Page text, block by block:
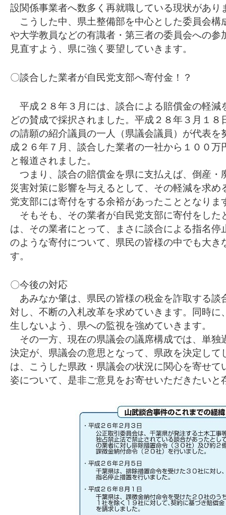
設関係事業者へ数多く再就職している現状があり
こうした中、県土整備部を中心とした委員会構
や大学教員などの有識者・第三者の委員会への参
見直すよう、県に強く要望していきます。
〇談合した業者が自民党支部へ寄付金！？
平成２８年３月には、談合による賠償金の軽減
どの賛成で採択されました。平成２８年３月１
の請願の紹介議員の一人（県議会議員）が代表を
成２６年７月、談合した業者の一社から１００万
と報道されました。
つまり、談合の賠償金を県に支払えば、倒産・
災害対策に影響を与えるとして、その軽減を求め
党支部には寄付をする余裕があったこととなりま
そもそも、その業者が自民党支部に寄付をした
は、その業者にとって、まさに談合による指名停
のような寄付について、県民の皆様の中でも大き
す。
〇今後の対応
あみなか肇は、県民の皆様の税金を詐取する談
対し、不断の入札改革を求めていきます。同時に
生しないよう、県への監視を強めていきます。
その一方、現在の県議会の議席構成では、単独
決定が、県議会の意思となって、県政を決定して
は、こうした県政・県議会の状況に関心を寄せて
姿について、是非ご意見をお寄せいただきたいと